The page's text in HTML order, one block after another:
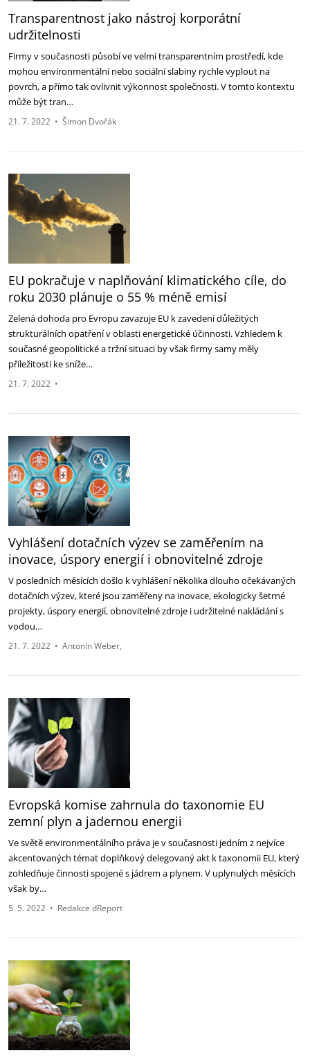
Transparentnost jako nástroj korporátní
udržitelnosti
Firmy v současnosti působí ve velmi transparentním prostředí, kde
mohou environmentální nebo sociální slabiny rychle vyplout na
povrch, a přímo tak ovlivnit výkonnost společnosti. V tomto kontextu
může být tran…
21. 7. 2022 • Šimon Dvořák
EU pokračuje v naplňování klimatického cíle, do
roku 2030 plánuje o 55 % méně emisí
Zelená dohoda pro Evropu zavazuje EU k zavedení důležitých
strukturálních opatření v oblasti energetické účinnosti. Vzhledem k
současné geopolitické a tržní situaci by však firmy samy měly
příležitosti ke sníže…
21. 7. 2022 •
Vyhlášení dotačních výzev se zaměřením na
inovace, úspory energií i obnovitelné zdroje
V posledních měsících došlo k vyhlášení několika dlouho očekávaných
dotačních výzev, které jsou zaměřeny na inovace, ekologicky šetrné
projekty, úspory energií, obnovitelné zdroje i udržitelné nakládání s
vodou…
21. 7. 2022 • Antonín Weber
Evropská komise zahrnula do taxonomie EU
zemní plyn a jadernou energii
Ve světě environmentálního práva je v současnosti jedním z nejvíce
akcentovaných témat doplňkový delegovaný akt k taxonomii EU, který
zohledňuje činnosti spojené s jádrem a plynem. V uplynulých měsících
však by…
5. 5. 2022 • Redakce dReport